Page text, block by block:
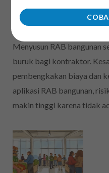
Terbaik bagi
SALSA AMELIA JUNI 23, 2025
Menyusun RAB bangunan
buruk bagi kontraktor.
pembengkakan biaya dan
aplikasi RAB bangunan,
makin tinggi karena tidak